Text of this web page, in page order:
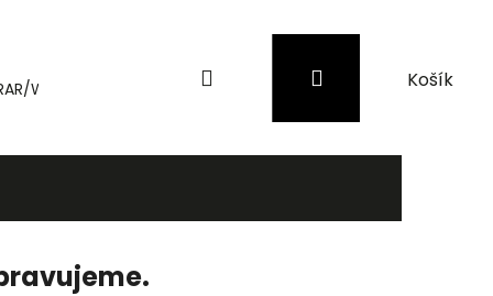
WinRAR Záložní zdroje (UPS) a přepěťové
PřihlášeníNákupní
košík